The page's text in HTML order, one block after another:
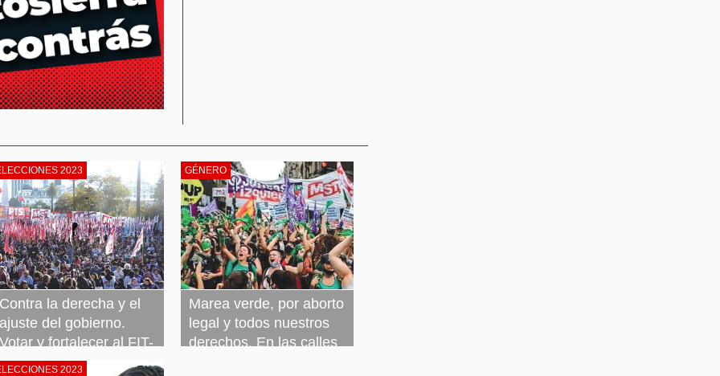
2023
Contra la derecha y el
ajuste del gobierno.
Votar y fortalecer al FIT-
Unidad
GÉNERO
Marea verde, por aborto
legal y todos nuestros
derechos. En las calles
2023